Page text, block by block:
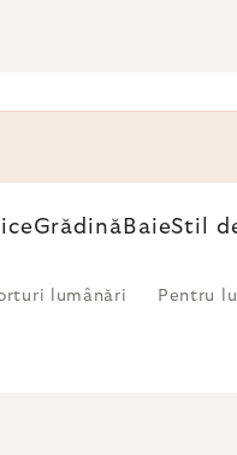
Grădină BaieStil
lumânări Pentru